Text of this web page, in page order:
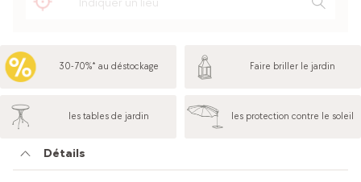
30-70%* au déstockage Faire briller le jardin
les tables de jardin les protection contre le soleil
Détails